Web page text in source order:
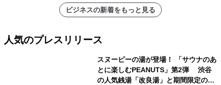
ビジネスの新着をもっと見る
人気のプレスリリース
スヌーピーの湯が登場！ 「サウナのあ
とに楽しむPEANUTS」第2弾 渋谷
の人気銭湯「改良湯」と期間限定のコ